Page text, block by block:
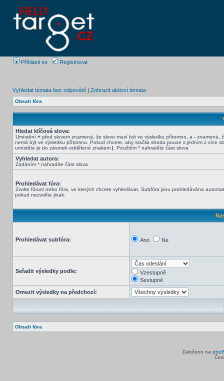
Přihlásit se Registrovat
Vyhledat témata bez odpovědí | Zobrazit aktivní témata
Obsah fóra
Hledat klíčová slova:
Umístění + před slovem znamená, že slovo musí být ve výsledku přítomno, a - znamená,
nemá být ve výsledku přítomno. Pokud chcete, aby stačila shoda pouze s jedním z více
umístěte je do závorek oddělené znakem | . Použitím * nahradíte část slova
Vyhledat autora:
Zadáním * nahradíte část slova
Prohledávat fóra:
Zvolte fórum nebo fóra, ve kterých chcete vyhledávat. Subfóra jsou prohledávána
pokud nezvolíte jinak.
Prohledávat subfóra: Ano Ne
Seřadit výsledky podle:
Vzestupně
Sestupně
Omezit výsledky na předchozí:
Obsah fóra
Založeno na